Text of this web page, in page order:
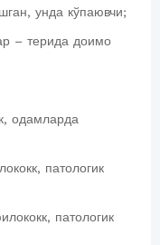
унда кўпаювчи;
– терида доимо
одамларда
патологик
патологик